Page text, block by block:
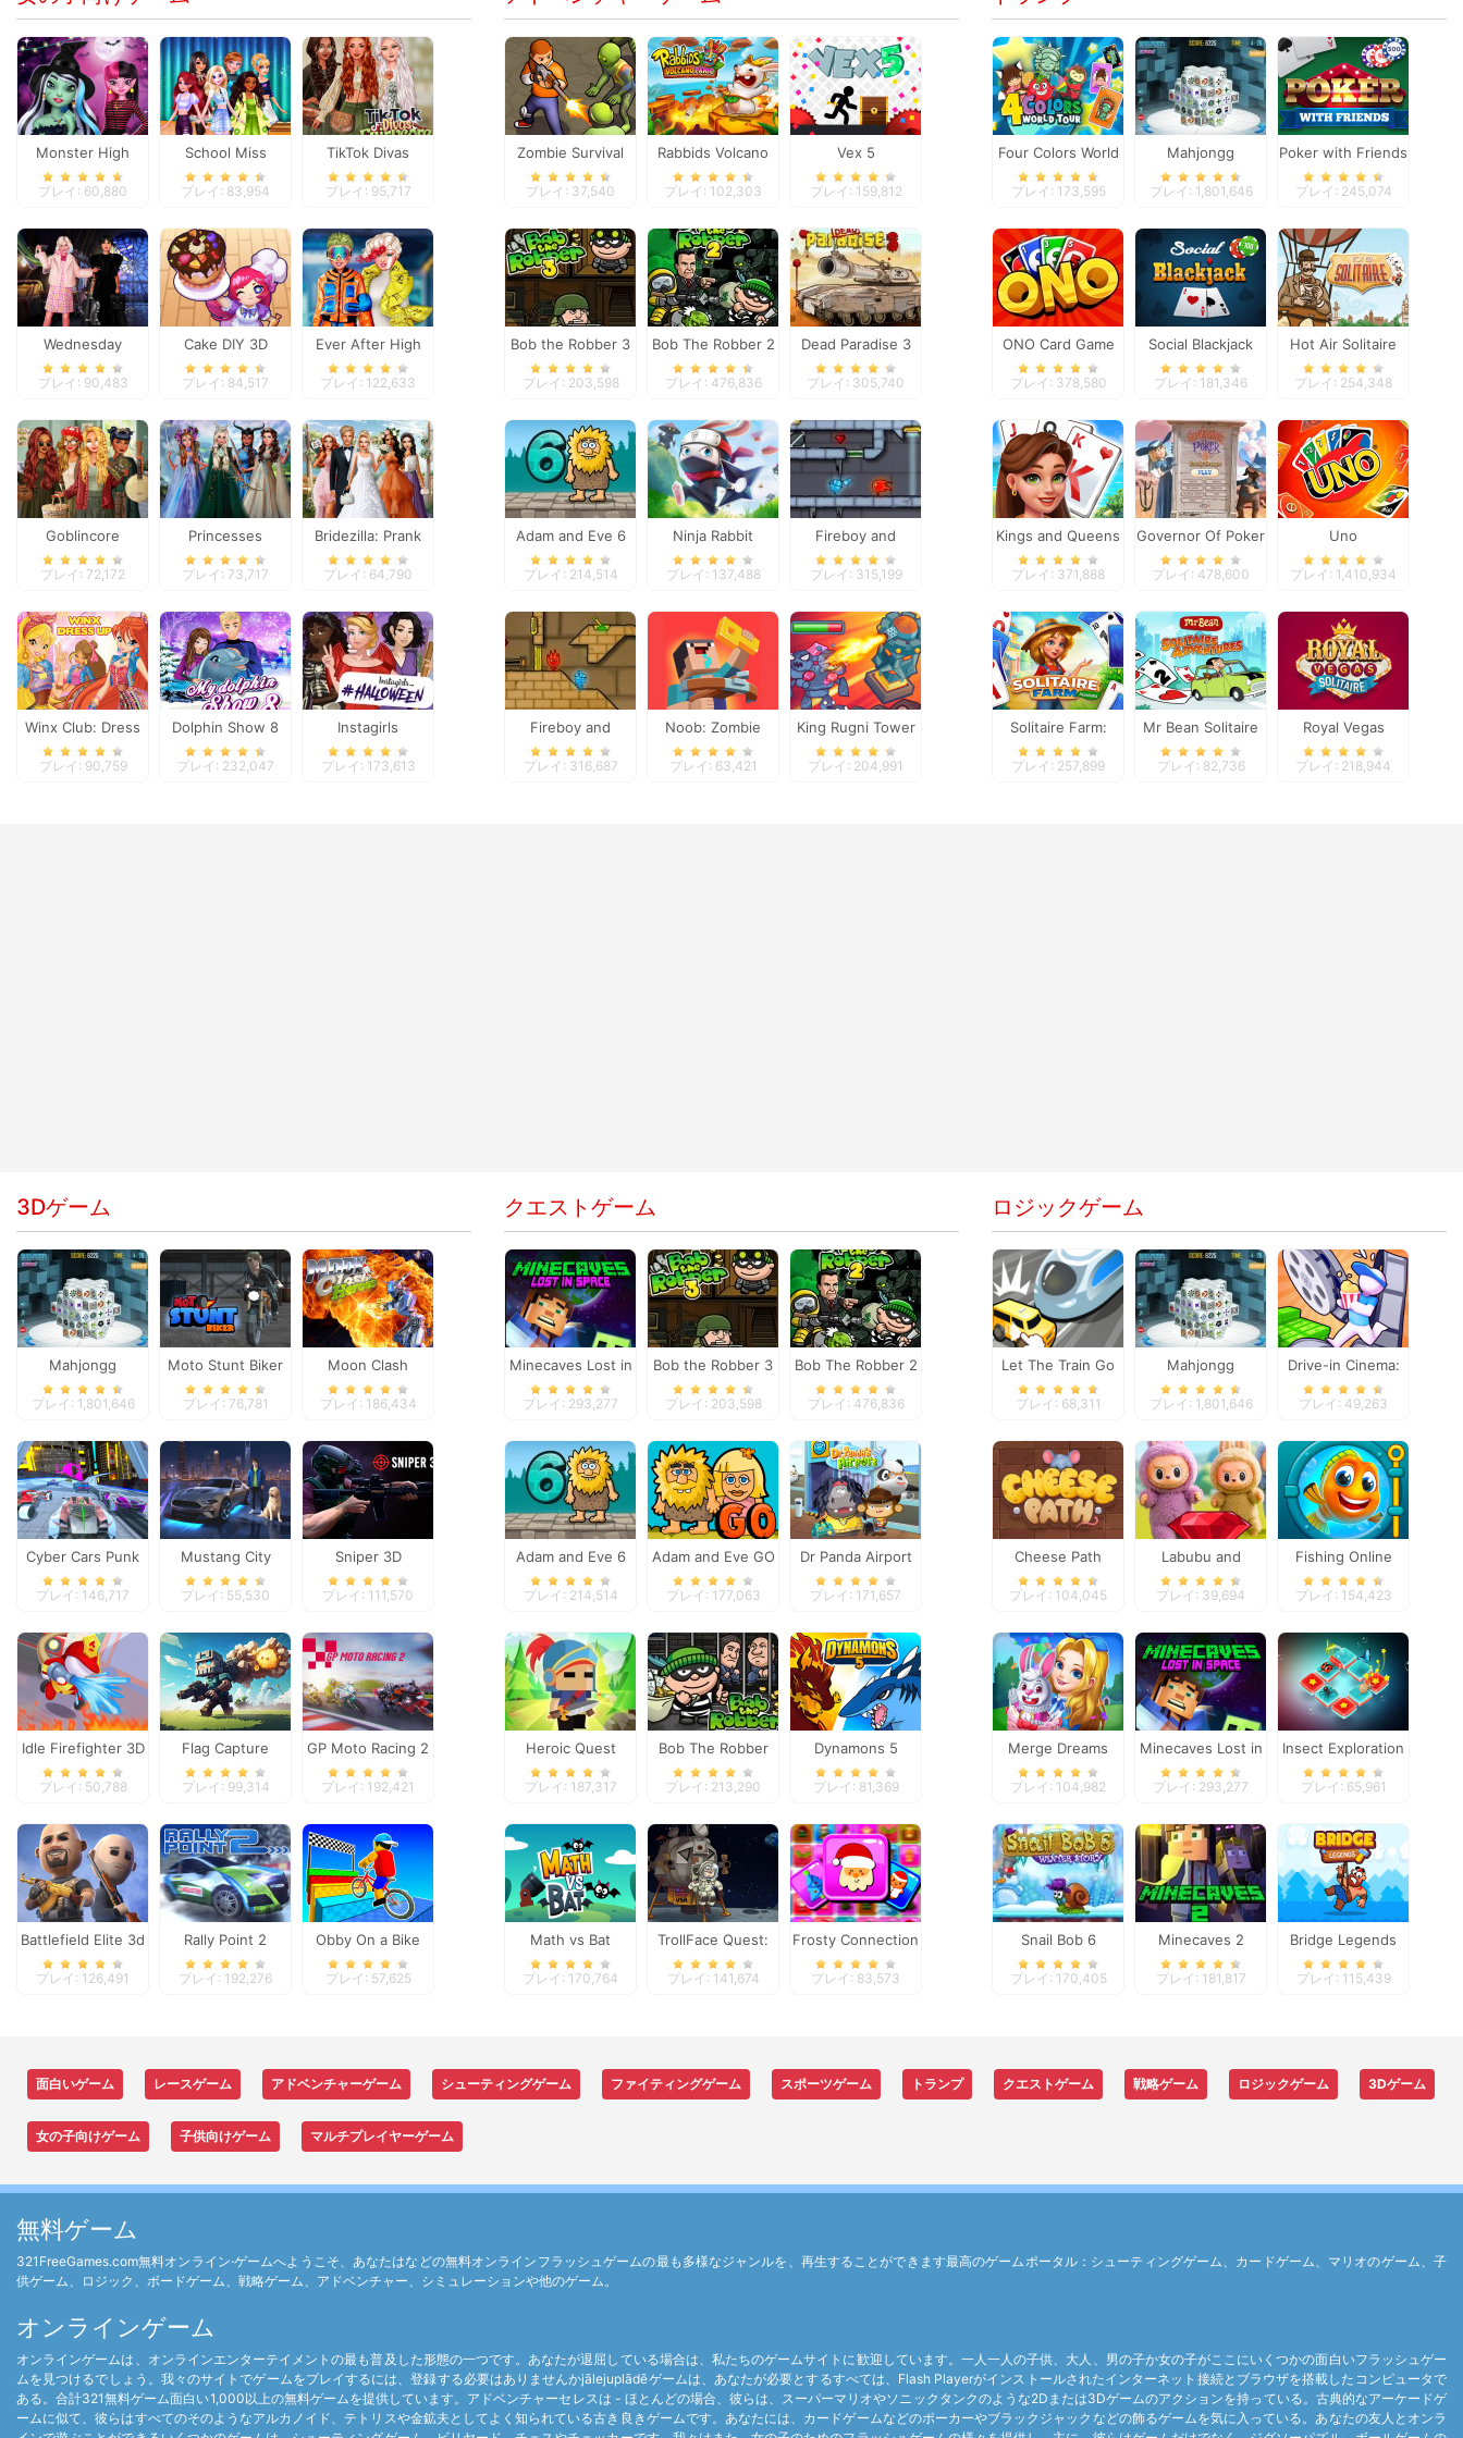
Monster High
Spooky Fashion
プレイ: 60,880
School Miss
Popularity
プレイ: 83,954
TikTok Divas
Fairycore
プレイ: 95,717
Wednesday
Besties Fun Day
プレイ: 90,483
Cake DIY 3D
プレイ: 84,517
Ever After High
#future
プレイ: 122,633
Goblincore
Aesthetic
プレイ: 72,172
Princesses
Fantasy Makeover
プレイ: 73,717
Bridezilla: Prank
The Bride
プレイ: 64,790
Winx Club: Dress
Up
プレイ: 90,759
Dolphin Show 8
プレイ: 232,047
Instagirls
Halloween Dress
プレイ: 173,613
Zombie Survival
プレイ: 37,540
Rabbids Volcano
Panic
プレイ: 102,303
Vex 5
プレイ: 159,812
Bob the Robber 3
プレイ: 203,598
Bob The Robber 2
プレイ: 476,836
Dead Paradise 3
プレイ: 305,740
Adam and Eve 6
プレイ: 214,514
Ninja Rabbit
プレイ: 137,488
Fireboy and
Watergirl 3
プレイ: 315,199
Fireboy and
Watergirl 2
プレイ: 316,687
Noob: Zombie
Prison Escape
プレイ: 63,421
King Rugni Tower
Defense
プレイ: 204,991
Four Colors World
Tour
プレイ: 173,595
Mahjongg
Dimensions
プレイ: 1,801,646
Poker with Friends
プレイ: 245,074
ONO Card Game
プレイ: 378,580
Social Blackjack
プレイ: 181,346
Hot Air Solitaire
プレイ: 254,348
Kings and Queens
Solitaire Tripeaks
プレイ: 371,888
Governor Of Poker
2
プレイ: 478,600
Uno
プレイ: 1,410,934
Solitaire Farm:
Seasons
プレイ: 257,899
Mr Bean Solitaire
Adventures
プレイ: 82,736
Royal Vegas
Solitaire
プレイ: 218,944
3Dゲーム
Mahjongg
Dimensions
プレイ: 1,801,646
Moto Stunt Biker
プレイ: 76,781
Moon Clash
Heroes
プレイ: 186,434
Cyber Cars Punk
Racing
プレイ: 146,717
Mustang City
Driver
プレイ: 55,530
Sniper 3D
プレイ: 111,570
Idle Firefighter 3D
プレイ: 50,788
Flag Capture
プレイ: 99,314
GP Moto Racing 2
プレイ: 192,421
Battlefield Elite 3d
プレイ: 126,491
Rally Point 2
プレイ: 192,276
Obby On a Bike
プレイ: 57,625
クエストゲーム
Minecaves Lost in
Space
プレイ: 293,277
Bob the Robber 3
プレイ: 203,598
Bob The Robber 2
プレイ: 476,836
Adam and Eve 6
プレイ: 214,514
Adam and Eve GO
プレイ: 177,063
Dr Panda Airport
プレイ: 171,657
Heroic Quest
プレイ: 187,317
Bob The Robber
プレイ: 213,290
Dynamons 5
プレイ: 81,369
Math vs Bat
プレイ: 170,764
TrollFace Quest:
USA 1
プレイ: 141,674
Frosty Connection
Quest
プレイ: 83,573
ロジックゲーム
Let The Train Go
プレイ: 68,311
Mahjongg
Dimensions
プレイ: 1,801,646
Drive-in Cinema:
Idle Game
プレイ: 49,263
Cheese Path
プレイ: 104,045
Labubu and
Treasures: Fun
プレイ: 39,694
Fishing Online
プレイ: 154,423
Merge Dreams
プレイ: 104,982
Minecaves Lost in
Space
プレイ: 293,277
Insect Exploration
プレイ: 65,961
Snail Bob 6
プレイ: 170,405
Minecaves 2
プレイ: 181,817
Bridge Legends
Online
プレイ: 115,439
面白いゲーム レースゲーム アドベンチャーゲーム シューティングゲーム ファイティングゲーム スポーツゲーム トランプ クエストゲーム 戦略ゲーム ロジックゲーム 3Dゲーム
女の子向けゲーム 子供向けゲーム マルチプレイヤーゲーム
無料ゲーム
321FreeGames.com無料オンライン·ゲームへようこそ、あなたはなどの無料オンラインフラッシュゲームの最も多様なジャンルを、再生することができます最高のゲームポータル：シューティングゲーム、カードゲーム、マリオのゲーム、子
供ゲーム、ロジック、ボードゲーム、戦略ゲーム、アドベンチャー、シミュレーションや他のゲーム。
オンラインゲーム
オンラインゲームは、オンラインエンターテイメントの最も普及した形態の一つです。あなたが退屈している場合は、私たちのゲームサイトに歓迎しています。一人一人の子供、大人、男の子か女の子がここにいくつかの面白いフラッシュゲー
ムを見つけるでしょう。我々のサイトでゲームをプレイするには、登録する必要はありませんかjālejuplādēゲームは、あなたが必要とするすべては、Flash Playerがインストールされたインターネット接続とブラウザを搭載したコンピュータで
ある。合計321無料ゲーム面白い1,000以上の無料ゲームを提供しています。アドベンチャーセレスは - ほとんどの場合、彼らは、スーパーマリオやソニックタンクのような2Dまたは3Dゲームのアクションを持っている。古典的なアーケードゲ
ームに似て、彼らはすべてのそのようなアルカノイド、テトリスや金鉱夫としてよく知られている古き良きゲームです。あなたには、カードゲームなどのポーカーやブラックジャックなどの飾るゲームを気に入っている。あなたの友人とオンラ